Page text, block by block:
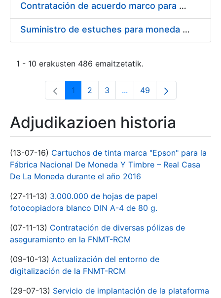
Contratación de acuerdo marco para el Suministro de Material de Electricidad para la Fábrica Nacional de Moneda y Timbre-Real Casa de la Moneda en su centro de trabajo de Burgos
Suministro de estuches para moneda de 30 €
1 - 10 erakusten 486 emaitzetatik.
Orrialdea
1 Orrialdea
2 Orrialdea
3 ...Intermediate Pages Use
Orrialdea
49
Adjudikazioen historia
(13-07-16) Cartuchos de tinta marca "Epson" para la
Fábrica Nacional De Moneda Y Timbre – Real Casa
De La Moneda durante el año 2016
(27-11-13) 3.000.000 de hojas de papel
fotocopiadora blanco DIN A-4 de 80 g.
(07-11-13) Contratación de diversas pólizas de
aseguramiento en la FNMT-RCM
(09-10-13) Actualización del entorno de
digitalización de la FNMT-RCM
(29-07-13) Servicio de implantación de la plataforma